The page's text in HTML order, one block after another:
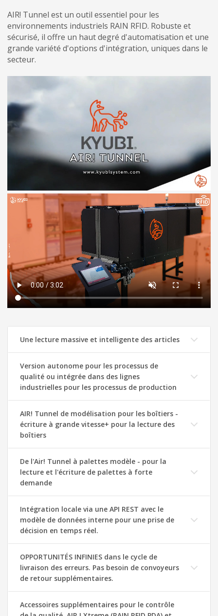
AIR! Tunnel est un outil essentiel pour les
environnements industriels RAIN RFID. Robuste et
sécurisé, il offre un haut degré d'automatisation et une
grande variété d'options d'intégration, uniques dans le
secteur.
Une lecture massive et intelligente des articles
Version autonome pour les processus de
qualité ou intégrée dans des lignes
industrielles pour les processus de production
AIR! Tunnel de modélisation pour les boîtiers -
écriture à grande vitesse+ pour la lecture des
boîtiers
De l'Air! Tunnel à palettes modèle - pour la
lecture et l'écriture de palettes à forte
demande
Intégration locale via une API REST avec le
modèle de données interne pour une prise de
décision en temps réel.
OPPORTUNITÉS INFINIES dans le cycle de
livraison des erreurs. Pas besoin de convoyeurs
de retour supplémentaires.
Accessoires supplémentaires pour le contrôle